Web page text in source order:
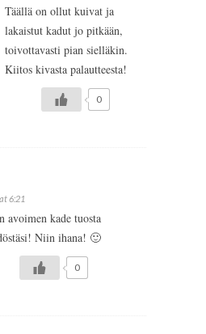
Täällä on ollut kuivat ja
lakaistut kadut jo pitkään,
toivottavasti pian sielläkin.
Kiitos kivasta palautteesta!
0
6:21
avoimen kade tuosta
Niin ihana! 🙂
0